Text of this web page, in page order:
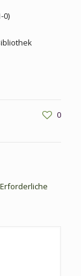
0)
0
Erforderliche